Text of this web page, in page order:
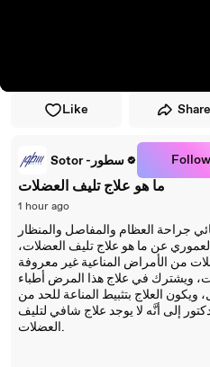
Like Share
Sotor -سطور Follow
ما هو علاج تليف العضلات
1 hour ago
جراحة العظام والمفاصل والمنظار
عن ما هو علاج تليف العضلات،
من الأمراض المناعية غير معروفة
ويشترك في علاج هذا المرض أطباء
ويكون العلاج بتثبيط المناعة للحد من
إلى أنَّه لا يوجد علاج شافي لتليف
العضلات.